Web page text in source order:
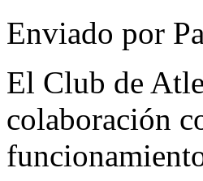
Enviado por
El Club de
colaboración